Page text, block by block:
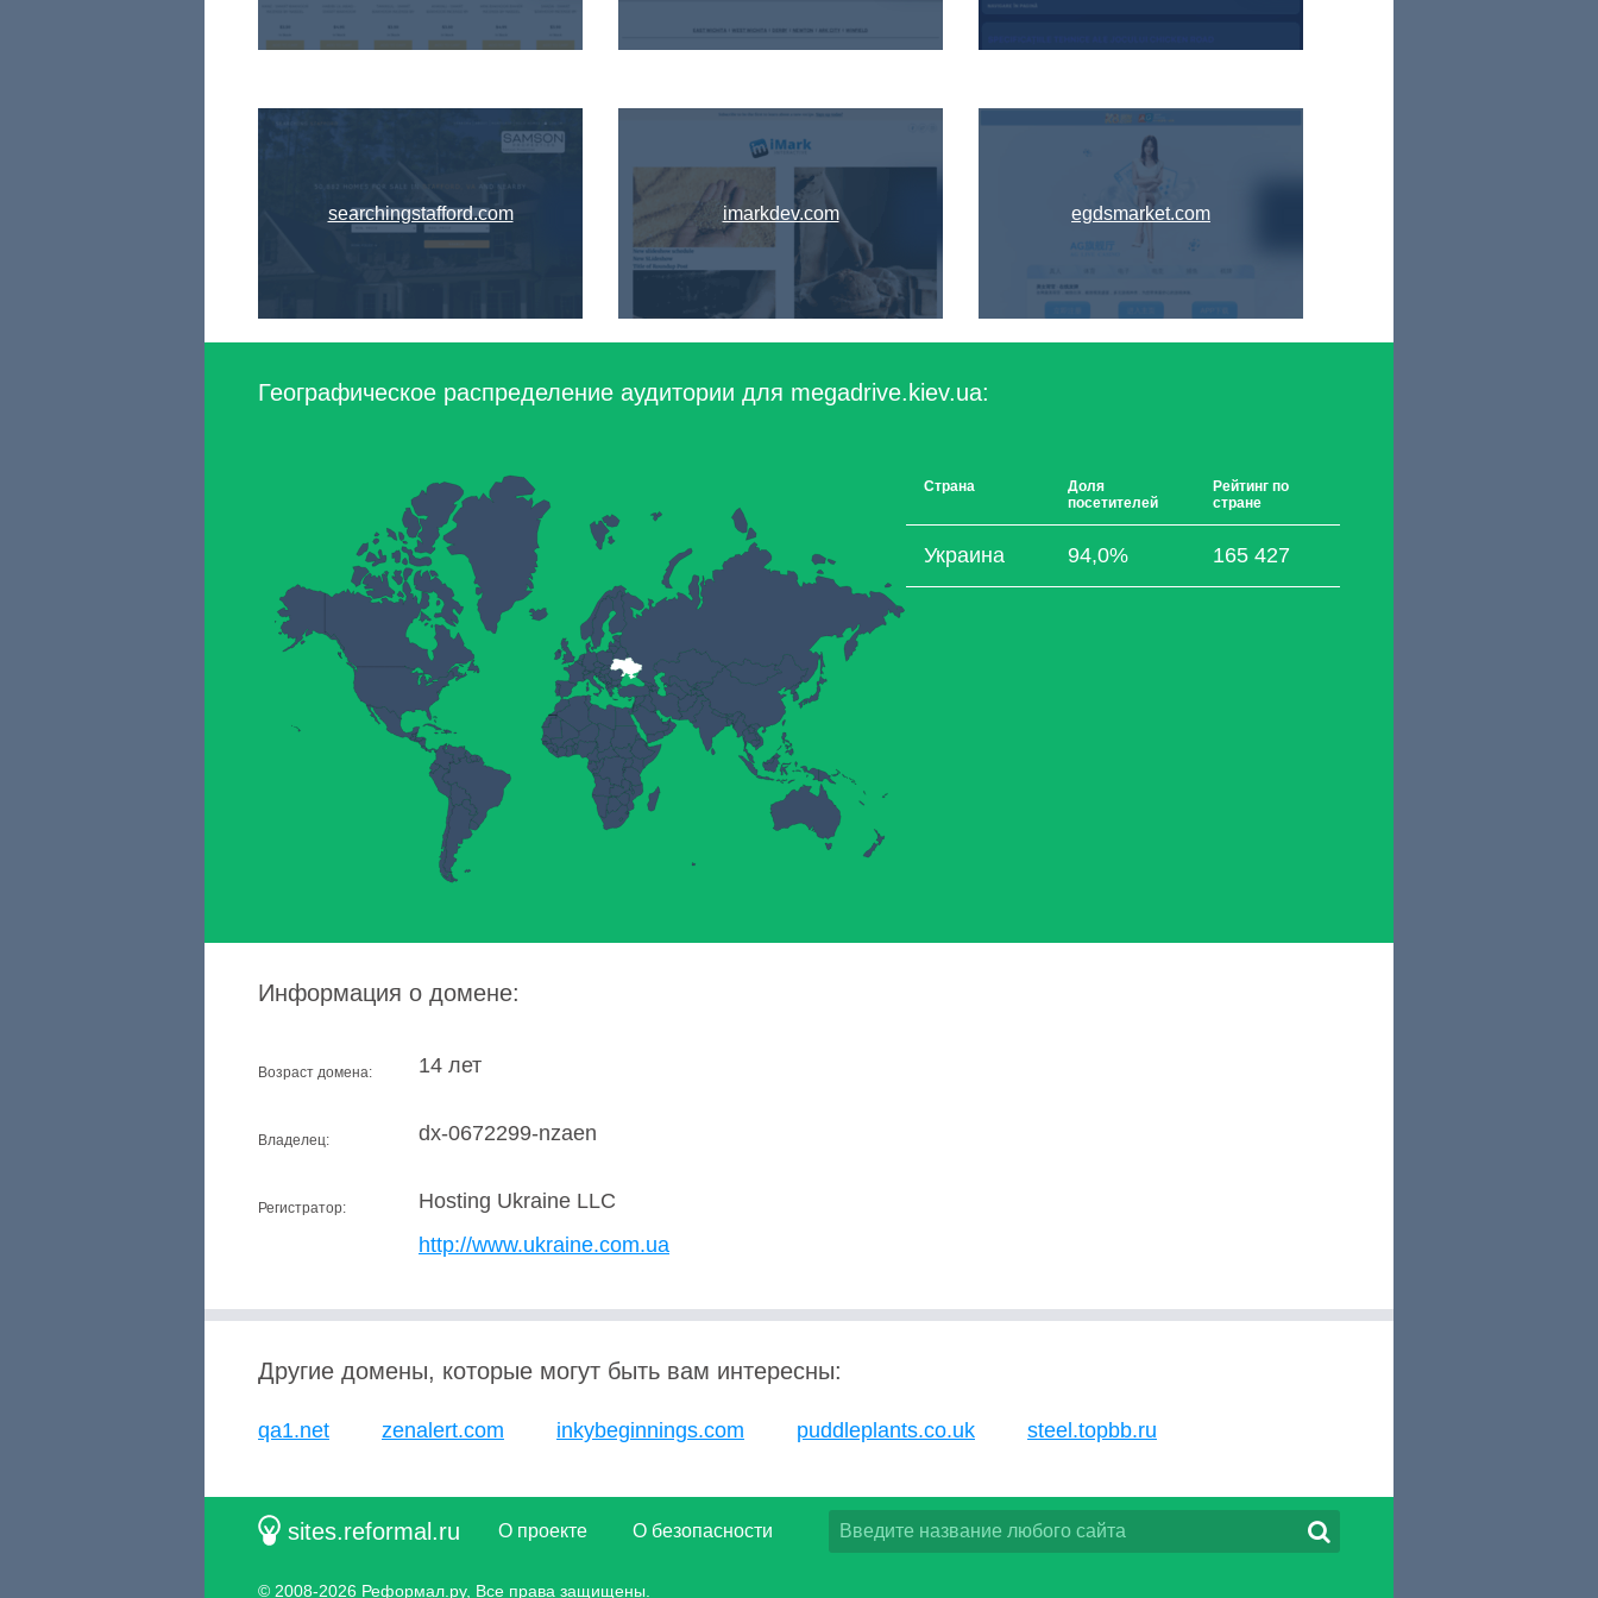
searchingstafford.com imarkdev.com egdsmarket.com
Географическое распределение аудитории для megadrive.kiev.ua:
Страна
Доля
посетителей
Рейтинг по
стране
Украина 94,0% 165 427
Информация о домене:
Возраст домена: 14 лет
Владелец: dx-0672299-nzaen
Регистратор:
Hosting Ukraine LLC
http://www.ukraine.com.ua
Другие домены, которые могут быть вам интересны:
qa1.net zenalert.com inkybeginnings.com puddleplants.co.uk steel.topbb.ru
sites.reformal.ru О проекте О безопасности
© 2008-2026 Реформал.ру, Все права защищены.